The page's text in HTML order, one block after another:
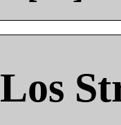
Los